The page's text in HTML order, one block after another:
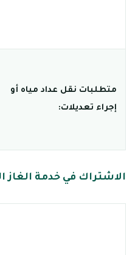
متطلبات نقل عداد مياه أو
إجراء تعديلات:
الاشتراك في خدمة الغاز